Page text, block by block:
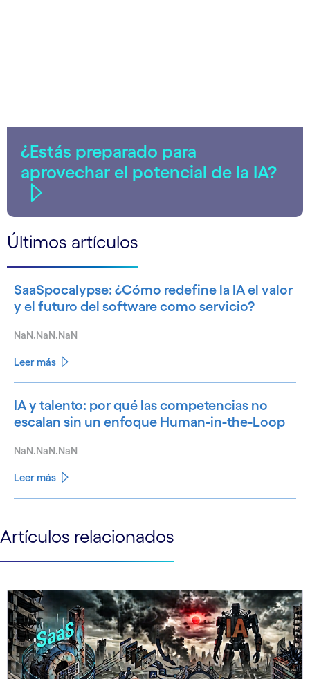
¿Estás preparado para
aprovechar el potencial de la IA?
Últimos artículos
SaaSpocalypse: ¿Cómo redefine la IA el valor
y el futuro del software como servicio?
NaN.NaN.NaN
Leer más
IA y talento: por qué las competencias no
escalan sin un enfoque Human-in-the-Loop
NaN.NaN.NaN
Leer más
See more See less
Artículos relacionados